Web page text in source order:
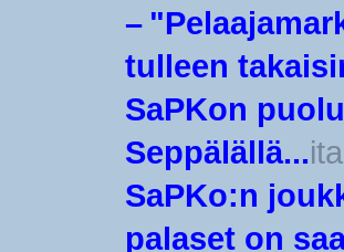
–
tulleen
SaPKon
Seppälällä...
SaPKo:n
palaset on